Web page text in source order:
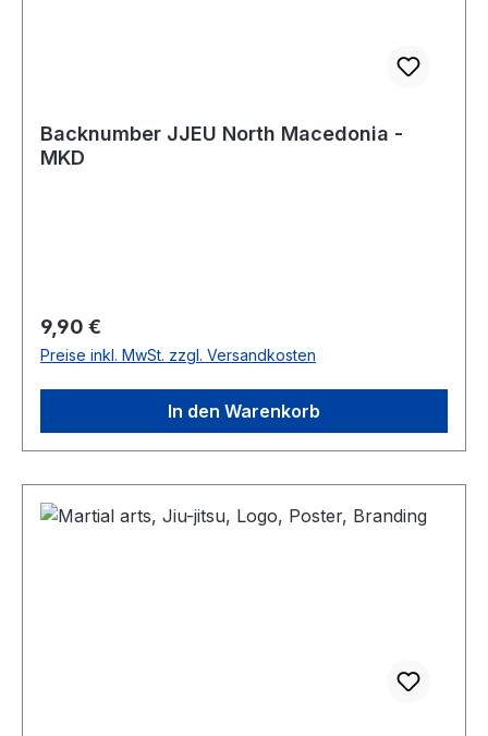
Backnumber JJEU North Macedonia -
MKD
Regulärer Preis:
9,90 €
Preise inkl. MwSt. zzgl. Versandkosten
In den Warenkorb